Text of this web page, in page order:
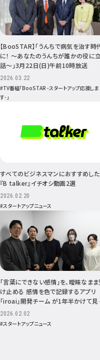
【BooSTAR】「うんちで病気を治す時
に！ ～あなたのうんちが誰かの役に
話～」3月22日(日)午前10時放送
2026.03.22
#TV番組「BooSTAR -スタートアップ応援しま
す-」
すべてのビジネスマンにおすすめし
『B talker』イチオシ動画2選
2026.02.20
#スタートアップニュース
「言葉にできない感情」を、曖昧なまま
け止める 感情を色で記録するアプリ
「iroai」開発チーム が1年半かけて見
けた、小さくて確かな手応え
2026.02.02
#スタートアップニュース